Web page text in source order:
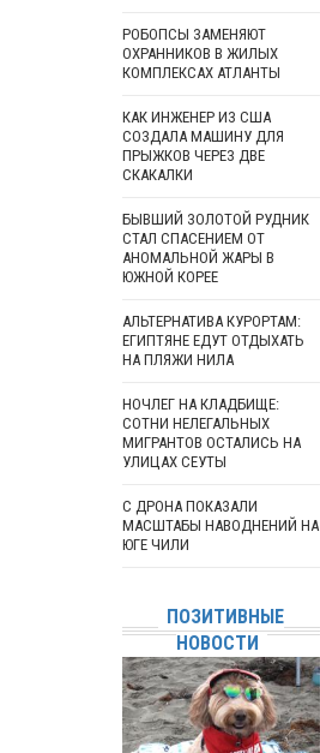
РОБОПСЫ ЗАМЕНЯЮТ
ОХРАННИКОВ В ЖИЛЫХ
КОМПЛЕКСАХ АТЛАНТЫ
КАК ИНЖЕНЕР ИЗ США
СОЗДАЛА МАШИНУ ДЛЯ
ПРЫЖКОВ ЧЕРЕЗ ДВЕ
СКАКАЛКИ
БЫВШИЙ ЗОЛОТОЙ РУДНИК
СТАЛ СПАСЕНИЕМ ОТ
АНОМАЛЬНОЙ ЖАРЫ В
ЮЖНОЙ КОРЕЕ
АЛЬТЕРНАТИВА КУРОРТАМ:
ЕГИПТЯНЕ ЕДУТ ОТДЫХАТЬ
НА ПЛЯЖИ НИЛА
НОЧЛЕГ НА КЛАДБИЩЕ:
СОТНИ НЕЛЕГАЛЬНЫХ
МИГРАНТОВ ОСТАЛИСЬ НА
УЛИЦАХ СЕУТЫ
С ДРОНА ПОКАЗАЛИ
МАСШТАБЫ НАВОДНЕНИЙ НА
ЮГЕ ЧИЛИ
ПОЗИТИВНЫЕ
НОВОСТИ